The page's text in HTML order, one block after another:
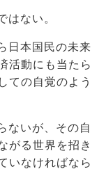
はない。
日本国民の未来
活動にも当たら
ての自覚のよう
ないが、その自
がる世界を招き
いなければなら